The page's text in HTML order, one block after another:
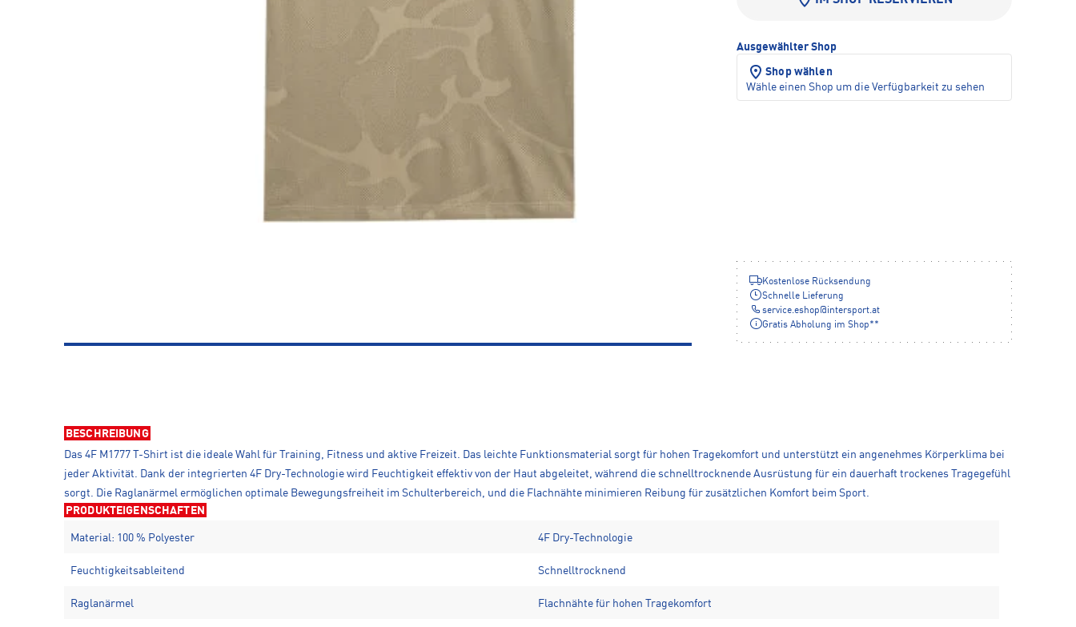
Ausgewählter Shop
Shop wählen
Wähle einen Shop um die Verfügbarkeit zu sehen
Kostenlose Rücksendung
Schnelle Lieferung
service.eshop@intersport.at
Gratis Abholung im Shop**
BESCHREIBUNG
Das 4F M1777 T-Shirt ist die ideale Wahl für Training, Fitness und aktive Freizeit. Das leichte Funktionsmaterial sorgt für hohen Tragekomfort und unterstützt ein angenehmes Körperklima bei
jeder Aktivität. Dank der integrierten 4F Dry-Technologie wird Feuchtigkeit effektiv von der Haut abgeleitet, während die schnelltrocknende Ausrüstung für ein dauerhaft trockenes Tragegefühl
sorgt. Die Raglanärmel ermöglichen optimale Bewegungsfreiheit im Schulterbereich, und die Flachnähte minimieren Reibung für zusätzlichen Komfort beim Sport.
PRODUKTEIGENSCHAFTEN
Material: 100 % Polyester 4F Dry-Technologie
Feuchtigkeitsableitend Schnelltrocknend
Raglanärmel Flachnähte für hohen Tragekomfort